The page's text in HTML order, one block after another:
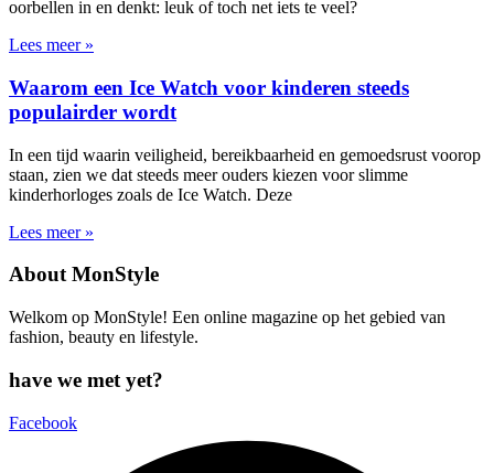
oorbellen in en denkt: leuk of toch net iets te veel?
Lees meer »
Waarom een Ice Watch voor kinderen steeds
populairder wordt
In een tijd waarin veiligheid, bereikbaarheid en gemoedsrust voorop
staan, zien we dat steeds meer ouders kiezen voor slimme
kinderhorloges zoals de Ice Watch. Deze
Lees meer »
About MonStyle
Welkom op MonStyle! Een online magazine op het gebied van
fashion, beauty en lifestyle.
have we met yet?
Facebook